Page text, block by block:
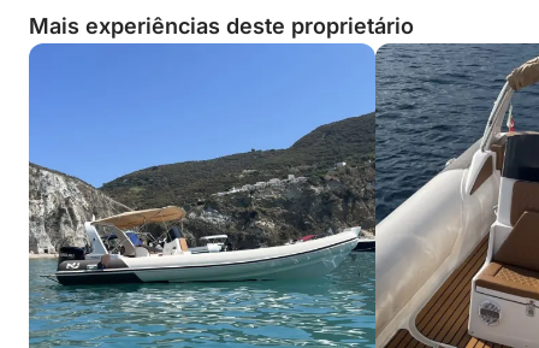
Mais experiências deste proprietário